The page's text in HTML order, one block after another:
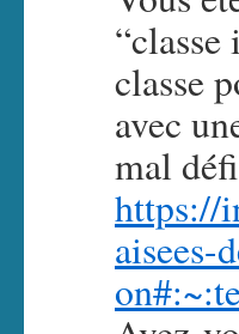
classe
avec
mal
https://
aisees-